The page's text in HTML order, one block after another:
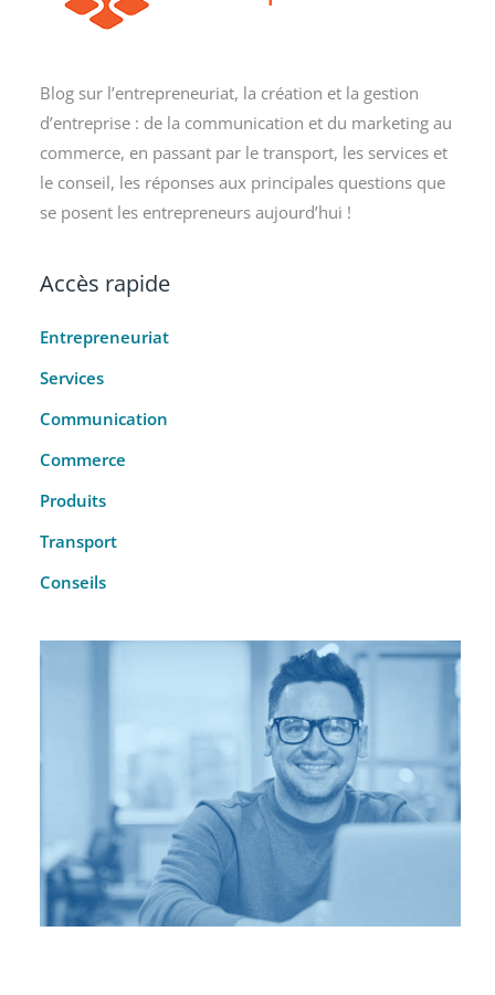
Blog sur l’entrepreneuriat, la création et la gestion
d’entreprise : de la communication et du marketing au
commerce, en passant par le transport, les services et
le conseil, les réponses aux principales questions que
se posent les entrepreneurs aujourd’hui !
Accès rapide
Entrepreneuriat
Services
Communication
Commerce
Produits
Transport
Conseils